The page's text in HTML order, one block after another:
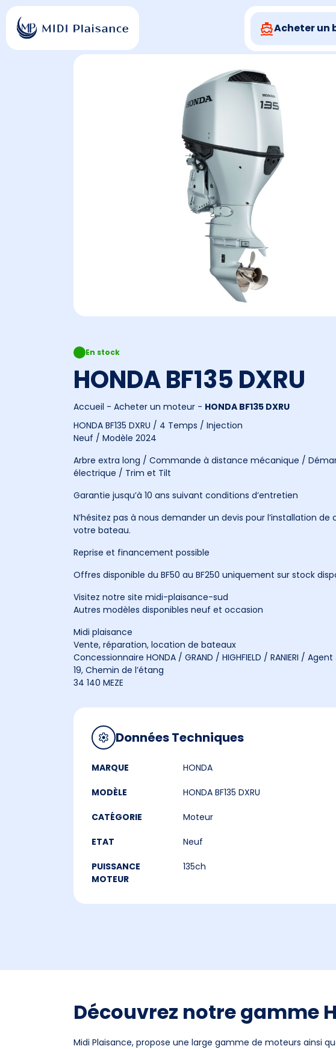
Acheter un
En stock
HONDA BF135 DXRU
Accueil - Acheter un moteur - HONDA BF135 DXRU
HONDA BF135 DXRU / 4 Temps / Injection
Neuf / Modèle 2024
Arbre extra long / Commande à distance mécanique /
électrique / Trim et Tilt
Garantie jusqu’à 10 ans suivant conditions d’entretien
N’hésitez pas à nous demander un devis pour l’installation
votre bateau.
Reprise et financement possible
Offres disponible du BF50 au BF250 uniquement sur stock
Visitez notre site midi-plaisance-sud
Autres modèles disponibles neuf et occasion
Midi plaisance
Vente, réparation, location de bateaux
Concessionnaire HONDA / GRAND / HIGHFIELD / RANIERI / Agent
19, Chemin de l’étang
34 140 MEZE
Données Techniques
MARQUE HONDA
MODÈLE HONDA BF135 DXRU
CATÉGORIE Moteur
ETAT Neuf
PUISSANCE
MOTEUR
135ch
Découvrez notre gamme
Midi Plaisance, propose une large gamme de moteurs ainsi